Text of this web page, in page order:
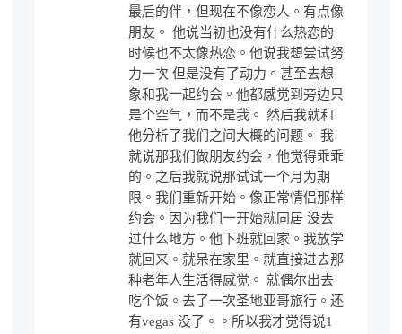
最后的伴，但现在不像恋人。有点像
朋友。 他说当初也没有什么热恋的
时候也不太像热恋。他说我想尝试努
力一次 但是没有了动力。甚至去想
象和我一起约会。他都感觉到旁边只
是个空气，而不是我。 然后我就和
他分析了我们之间大概的问题。 我
就说那我们做朋友约会，他觉得乖乖
的。之后我就说那试试一个月为期
限。我们重新开始。像正常情侣那样
约会。因为我们一开始就同居 没去
过什么地方。他下班就回家。我放学
就回来。就呆在家里。就直接进去那
种老年人生活得感觉。 就偶尔出去
吃个饭。去了一次圣地亚哥旅行。还
有vegas 没了。。所以我才觉得说1